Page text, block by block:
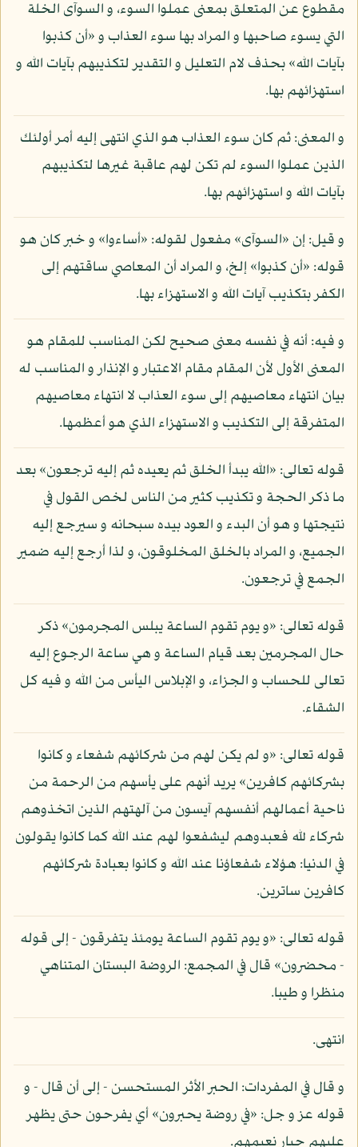
مقطوع عن المتعلق بمعنى عملوا السوء، و السوآى الخلة
التي يسوء صاحبها و المراد بها سوء العذاب و «أن كذبوا
بآيات الله» بحذف لام التعليل و التقدير لتكذيبهم بآيات الله و
استهزائهم بها.
و المعنى: ثم كان سوء العذاب هو الذي انتهى إليه أمر أولئك
الذين عملوا السوء لم تكن لهم عاقبة غيرها لتكذيبهم
بآيات الله و استهزائهم بها.
و قيل: إن «السوآى» مفعول لقوله: «أساءوا» و خبر كان هو
قوله: «أن كذبوا» إلخ، و المراد أن المعاصي ساقتهم إلى
الكفر بتكذيب آيات الله و الاستهزاء بها.
و فيه: أنه في نفسه معنى صحيح لكن المناسب للمقام هو
المعنى الأول لأن المقام مقام الاعتبار و الإنذار و المناسب له
بيان انتهاء معاصيهم إلى سوء العذاب لا انتهاء معاصيهم
المتفرقة إلى التكذيب و الاستهزاء الذي هو أعظمها.
قوله تعالى: «الله يبدأ الخلق ثم يعيده ثم إليه ترجعون» بعد
ما ذكر الحجة و تكذيب كثير من الناس لخص القول في
نتيجتها و هو أن البدء و العود بيده سبحانه و سيرجع إليه
الجميع، و المراد بالخلق المخلوقون، و لذا أرجع إليه ضمير
الجمع في ترجعون.
قوله تعالى: «و يوم تقوم الساعة يبلس المجرمون» ذكر
حال المجرمين بعد قيام الساعة و هي ساعة الرجوع إليه
تعالى للحساب و الجزاء، و الإبلاس اليأس من الله و فيه كل
الشقاء.
قوله تعالى: «و لم يكن لهم من شركائهم شفعاء و كانوا
بشركائهم كافرين» يريد أنهم على يأسهم من الرحمة من
ناحية أعمالهم أنفسهم آيسون من آلهتهم الذين اتخذوهم
شركاء لله فعبدوهم ليشفعوا لهم عند الله كما كانوا يقولون
في الدنيا: هؤلاء شفعاؤنا عند الله و كانوا بعبادة شركائهم
كافرين ساترين.
قوله تعالى: «و يوم تقوم الساعة يومئذ يتفرقون - إلى قوله
- محضرون» قال في المجمع: الروضة البستان المتناهي
منظرا و طيبا.
انتهى.
و قال في المفردات: الحبر الأثر المستحسن - إلى أن قال - و
قوله عز و جل: «في روضة يحبرون» أي يفرحون حتى يظهر
عليهم حبار نعيمهم.